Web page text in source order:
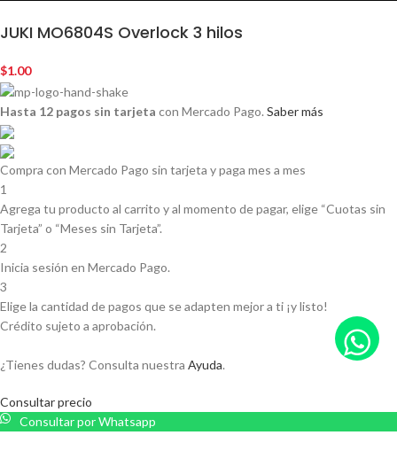
JUKI MO6804S Overlock 3 hilos
$1.00
Hasta 12 pagos sin tarjeta con Mercado Pago. Saber más
Compra con Mercado Pago sin tarjeta y paga mes a mes
1
Agrega tu producto al carrito y al momento de pagar, elige “Cuotas sin
Tarjeta” o “Meses sin Tarjeta”.
2
Inicia sesión en Mercado Pago.
3
Elige la cantidad de pagos que se adapten mejor a ti ¡y listo!
Crédito sujeto a aprobación.
¿Tienes dudas? Consulta nuestra Ayuda.
Consultar precio
Consultar por Whatsapp